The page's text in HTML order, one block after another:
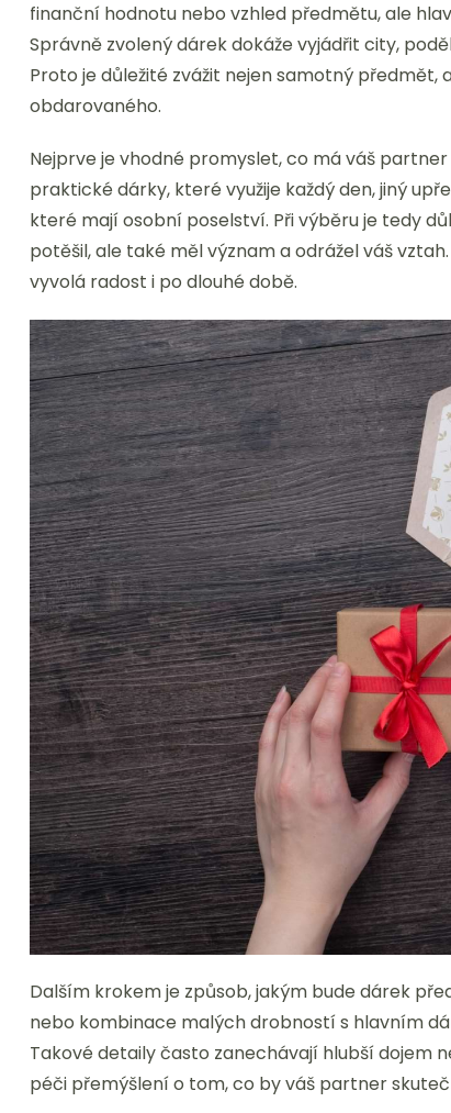
finanční hodnotu nebo vzhled předmětu, ale
Správně zvolený dárek dokáže vyjádřit city,
Proto je důležité zvážit nejen samotný
obdarovaného.
Nejprve je vhodné promyslet, co má váš
praktické dárky, které využije každý den, jiný
které mají osobní poselství. Při výběru je tedy
potěšil, ale také měl význam a odrážel váš
vyvolá radost i po dlouhé době.
Dalším krokem je způsob, jakým bude dárek
nebo kombinace malých drobností s hlavním
Takové detaily často zanechávají hlubší dojem
péči přemýšlení o tom, co by váš partner